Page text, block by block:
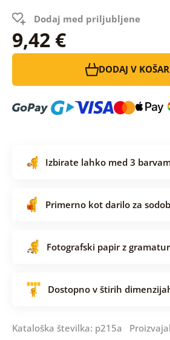
Dodaj med priljubljene
9,42 €
DODAJ V
Izbirate lahko med 3
Primerno kot darilo za
Fotografski papir z
Dostopno v štirih
Kataloška številka: p215a